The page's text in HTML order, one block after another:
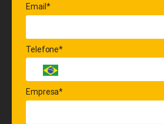
Email*
Telefone*
Empresa*